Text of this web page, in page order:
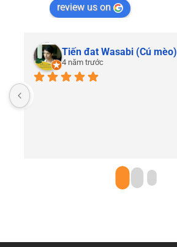
review us on
Tiến đat Wasabi (Cú mèo)
4 năm trước